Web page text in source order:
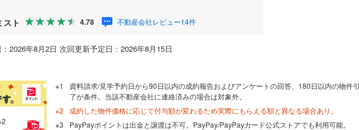
ト 4.78 不動産会社レビュー14件
2026年8月2日 次回更新予定日：2026年8月15日
資料請求/見学予約日から90日以内の成約報告およびアンケートの回答、180日以内の物件
了が条件。当該不動産会社に連絡済みの場合は対象外。
成約した物件価格に応じて付与額が変わるため実際にもらえる額と異なる場合あり。
PayPayポイントは出金と譲渡は不可。PayPay/PayPayカード公式ストアでも利用可能。